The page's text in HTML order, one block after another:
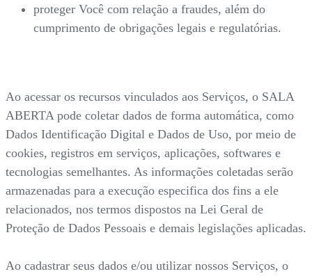
proteger Você com relação a fraudes, além do
cumprimento de obrigações legais e regulatórias.
Ao acessar os recursos vinculados aos Serviços, o SALA
ABERTA pode coletar dados de forma automática, como
Dados Identificação Digital e Dados de Uso, por meio de
cookies, registros em serviços, aplicações, softwares e
tecnologias semelhantes. As informações coletadas serão
armazenadas para a execução especifica dos fins a ele
relacionados, nos termos dispostos na Lei Geral de
Proteção de Dados Pessoais e demais legislações aplicadas.
Ao cadastrar seus dados e/ou utilizar nossos Serviços, o